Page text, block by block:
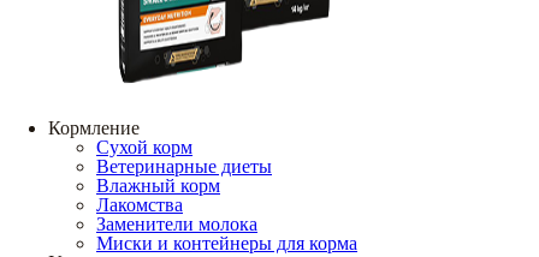
Кормление
Сухой корм
Ветеринарные диеты
Влажный корм
Лакомства
Заменители молока
Миски и контейнеры для корма